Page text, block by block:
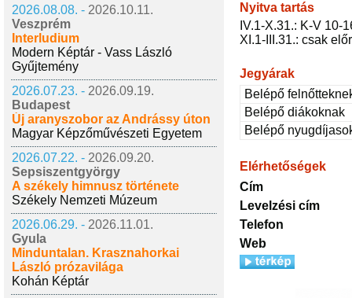
2026.08.08. - 2026.10.11.
Veszprém
Interludium
Modern Képtár - Vass László
Gyűjtemény
2026.07.23. - 2026.09.19.
Budapest
Új aranyszobor az Andrássy úton
Magyar Képzőművészeti Egyetem
2026.07.22. - 2026.09.20.
Sepsiszentgyörgy
A székely himnusz története
Székely Nemzeti Múzeum
2026.06.29. - 2026.11.01.
Gyula
Minduntalan. Krasznahorkai
László prózavilága
Kohán Képtár
Nyitva tartás
IV.1-X.31.: K-V 10-
XI.1-III.31.: csak
Jegyárak
Belépő
Belépő diákoknak
Belépő
Elérhetőségek
Cím
Levelzési cím
Telefon
Web